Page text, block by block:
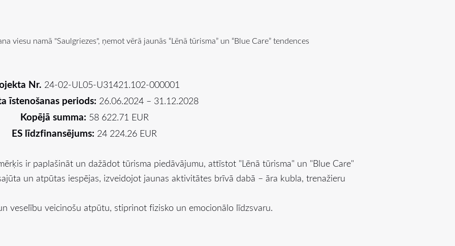
viesu namā "Saulgriezes", ņemot vērā jaunās “Lēnā tūrisma” un “Blue Care” tendences
Nr. 24-02-UL05-U31421.102-000001
īstenošanas periods: 26.06.2024 – 31.12.2028
Kopējā summa: 58 622.71 EUR
ES līdzfinansējums: 24 224.26 EUR
ir paplašināt un dažādot tūrisma piedāvājumu, attīstot "Lēnā tūrisma" un "Blue Care"
un atpūtas iespējas, izveidojot jaunas aktivitātes brīvā dabā – āra kubla, trenažieru
veselību veicinošu atpūtu, stiprinot fizisko un emocionālo līdzsvaru.